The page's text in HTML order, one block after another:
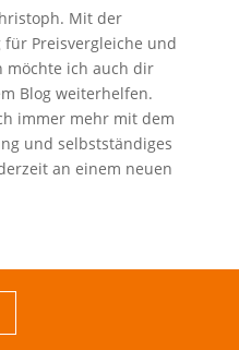
Mit der
Preisvergleiche und
möchte ich auch dir
Blog weiterhelfen.
immer mehr mit dem
und selbstständiges
an einem neuen